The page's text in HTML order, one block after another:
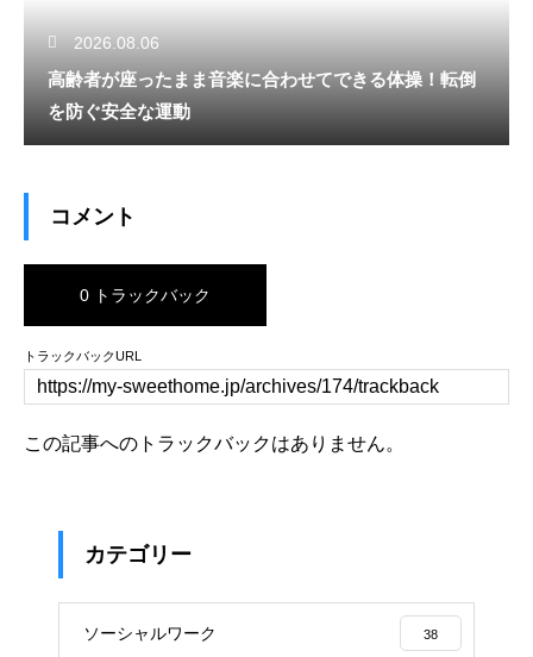
2026.08.06
高齢者が座ったまま音楽に合わせてできる体操！転倒
を防ぐ安全な運動
コメント
0 トラックバック
トラックバックURL
この記事へのトラックバックはありません。
カテゴリー
ソーシャルワーク 38